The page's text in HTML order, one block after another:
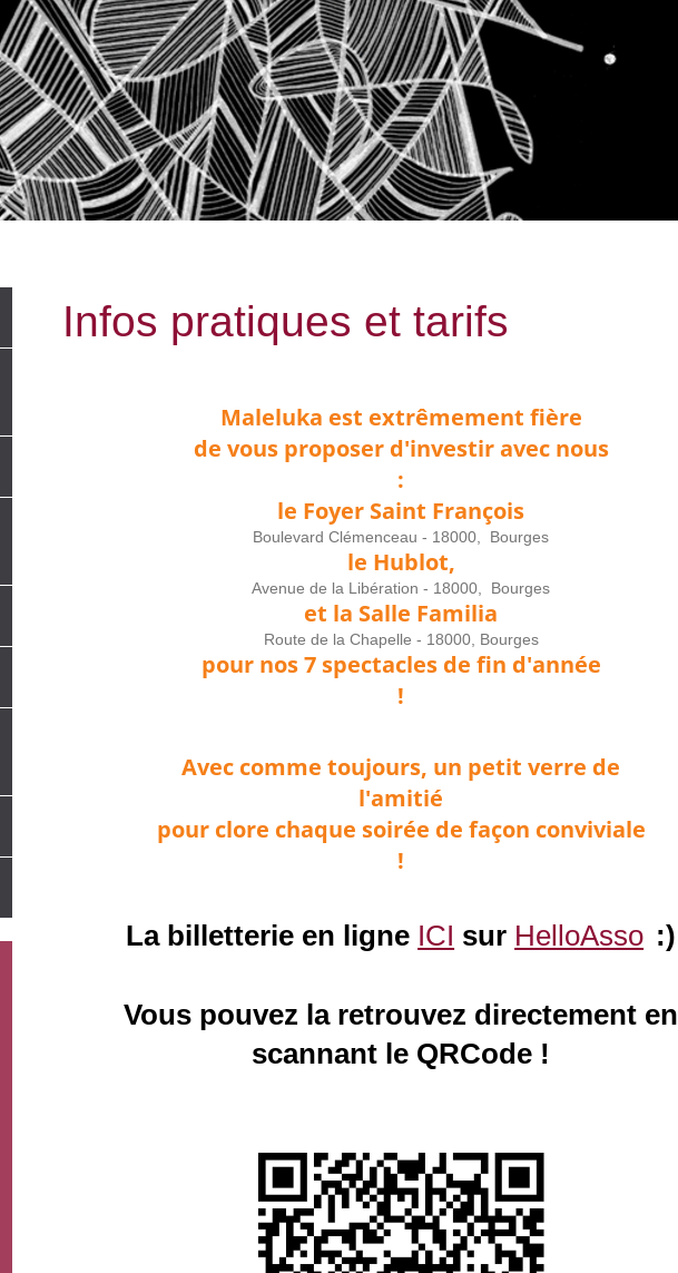
Infos pratiques et tarifs
Maleluka est extrêmement fière
de vous proposer d'investir avec nous
:
le Foyer Saint François
Boulevard Clémenceau - 18000, Bourges
le Hublot,
Avenue de la Libération - 18000, Bourges
et la Salle Familia
Route de la Chapelle - 18000, Bourges
pour nos 7 spectacles de fin d'année
!
Avec comme toujours, un petit verre de
l'amitié
pour clore chaque soirée de façon conviviale
!
La billetterie en ligne ICI sur HelloAsso :)
Vous pouvez la retrouvez directement en
scannant le QRCode !